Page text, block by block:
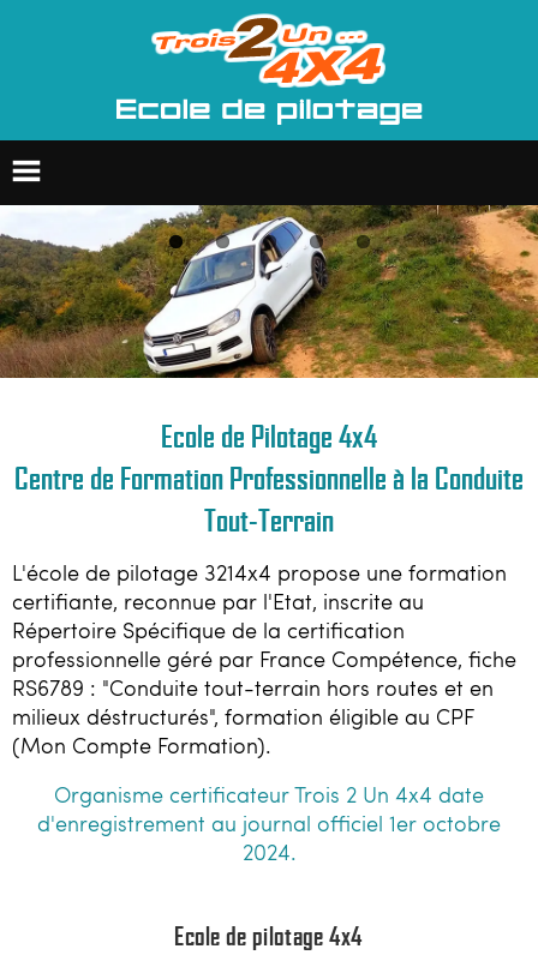
Ecole de pilotage 4x4
Formation professionnelle
Groupes & entreprises
Raids 4x4
Constructeurs / Presse
Contacts / Accès
06 81 40 63 77
3214x4@gmail.com
Ecole de Pilotage 4x4
Centre de Formation Professionnelle à la Conduite
Tout-Terrain
L'école de pilotage 3214x4 propose une formation
certifiante, reconnue par l'Etat, inscrite au
Répertoire Spécifique de la certification
professionnelle géré par France Compétence, fiche
RS6789 : "Conduite tout-terrain hors routes et en
milieux déstructurés", formation éligible au CPF
(Mon Compte Formation).
Organisme certificateur Trois 2 Un 4x4 date
d'enregistrement au journal officiel 1er octobre
2024.
Ecole de pilotage 4x4